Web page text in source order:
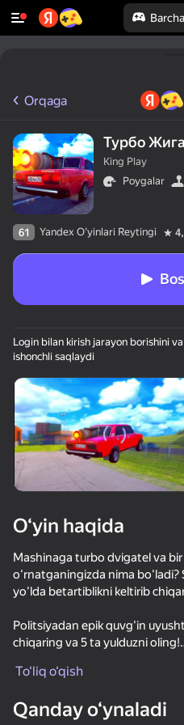
Qurilmani
O‘yinlar
Extreme Drift: Highway Clash
Orqaga
Турбо Жига
King Play
Poygalar
61 Yandex O'yinlari Reytingi
Login bilan kirish jarayon borishini
ishonchli saqlaydi
O‘yin haqida
Mashinaga turbo dvigatel va
o'rnatganingizda nima bo'ladi?
yo'lda betartiblikni keltirib
Politsiyadan epik quvg'in
chiqaring va 5 ta yulduzni oling!
Maslahatlar:
yo'qotgan
To‘liq o‘qish
Qanday o‘ynaladi